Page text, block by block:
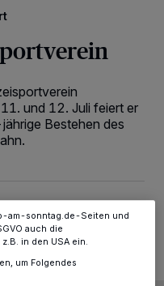
und 12. Juli feiert er
Bestehen des
greifen auf
oder eindeutige
und unsere Partner
aufgeführten
sind manche Inhalte und
für Sie. Sie können
Ihre Einstellungen zu
am-sonntag.de-Seiten und
auch die
in den USA ein.
um Folgendes